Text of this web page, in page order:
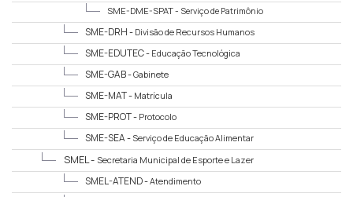
SME-DME-SPAT - Serviço de Patrimônio
SME-DRH - Divisão de Recursos Humanos
SME-EDUTEC - Educação Tecnológica
SME-GAB -Gabinete
SME-MAT - Matrícula
SME-PROT - Protocolo
SME-SEA - Serviço de Educação Alimentar
SMEL - Secretaria Municipal de Esporte e Lazer
SMEL-ATEND -Atendimento